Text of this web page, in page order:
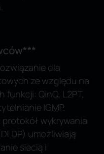
dla
ze względu na
QinQ, L2PT,
IGMP.
protokół wykrywania
umożliwiają
siecią i